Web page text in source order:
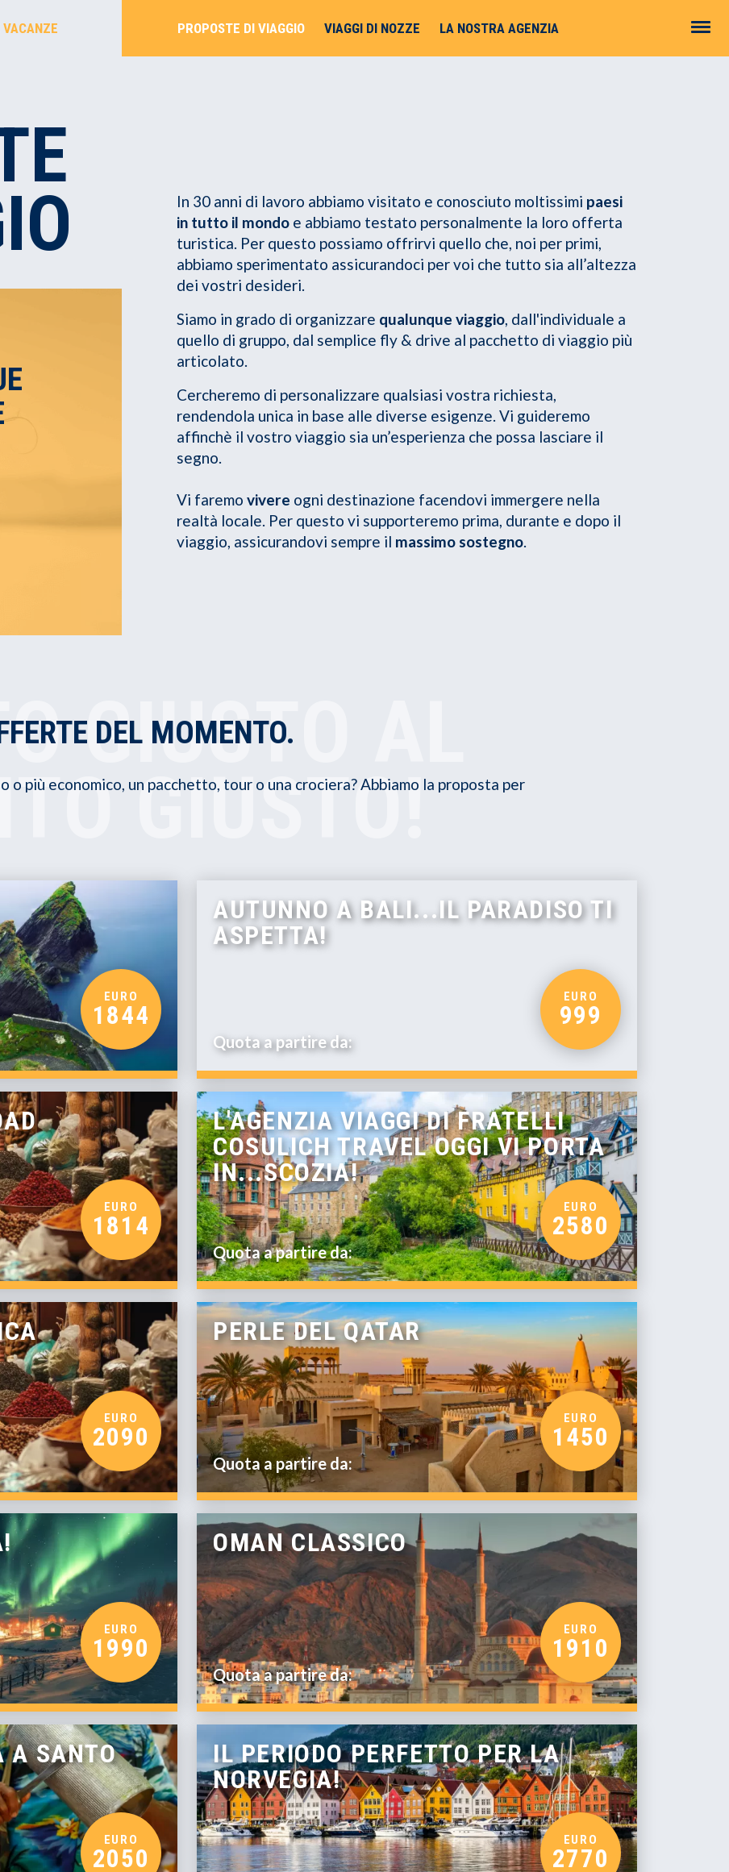
VACANZE PROPOSTE DI VIAGGIO VIAGGI DI NOZZE LA NOSTRA AGENZIA
In 30 anni di lavoro abbiamo visitato e conosciuto moltissimi paesi
in tutto il mondoe abbiamo testato personalmente la loro offerta
turistica. Per questo possiamo offrirvi quello che, noi per primi,
abbiamo sperimentato assicurandoci per voi che tutto sia all’altezza
dei vostri desideri.
Siamo in grado di organizzare qualunque viaggio, dall'individuale a
quello di gruppo, dal semplice fly & drive al pacchetto di viaggio più
articolato.
Cercheremo di personalizzare qualsiasi vostra richiesta,
rendendola unica in base alle diverse esigenze. Vi guideremo
affinchè il vostro viaggio sia un’esperienza che possa lasciare il
segno.
Vi faremo vivere ogni destinazione facendovi immergere nella
realtà locale. Per questo vi supporteremo prima, durante e dopo il
viaggio, assicurandovi sempre il massimo sostegno.
GIUSTO AL
GIUSTO!
DEL MOMENTO.
o più economico, un pacchetto, tour o una crociera? Abbiamo la proposta per
EURO
1844
AUTUNNO A BALI...IL PARADISO TI
ASPETTA!
Quota a partire da:
EURO
999
EURO
1814
L'AGENZIA VIAGGI DI FRATELLI
COSULICH TRAVEL OGGI VI PORTA
IN...SCOZIA!
Quota a partire da:
EURO
2580
EURO
2090
PERLE DEL QATAR
Quota a partire da:
EURO
1450
EURO
1990
OMAN CLASSICO
Quota a partire da:
EURO
1910
A SANTO
EURO
2050
IL PERIODO PERFETTO PER LA
NORVEGIA!
EURO
2770